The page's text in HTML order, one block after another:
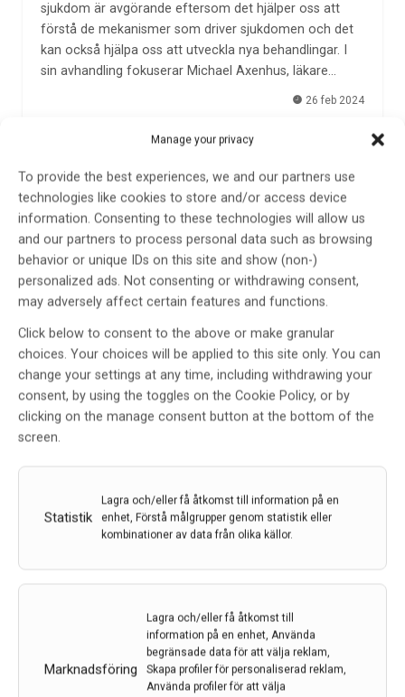
Manage your privacy
To provide the best experiences, we and our partners use
technologies like cookies to store and/or access device
information. Consenting to these technologies will allow us
and our partners to process personal data such as browsing
behavior or unique IDs on this site and show (non-)
personalized ads. Not consenting or withdrawing consent,
may adversely affect certain features and functions.
Click below to consent to the above or make granular
choices. Your choices will be applied to this site only. You can
change your settings at any time, including withdrawing your
consent, by using the toggles on the Cookie Policy, or by
clicking on the manage consent button at the bottom of the
screen.
Statistik
Lagra och/eller få åtkomst till information på en
enhet, Förstå målgrupper genom statistik eller
kombinationer av data från olika källor.
Marknadsföring
Lagra och/eller få åtkomst till
information på en enhet, Använda
begränsade data för att välja reklam,
Skapa profiler för personaliserad reklam,
Använda profiler för att välja
sjukdom är avgörande eftersom det hjälper oss att
förstå de mekanismer som driver sjukdomen och det
kan också hjälpa oss att utveckla nya behandlingar. I
sin avhandling fokuserar Michael Axenhus, läkare…
26 feb 2024
Hallonlika kärlförändringar kan lära oss mer om
Hallonlika kärlförändringar i hjärnan är vanliga vid
vaskulär demens – som uppstår när kärlsjukdom
orsakar kronisk blodbrist i hjärnan – och även i